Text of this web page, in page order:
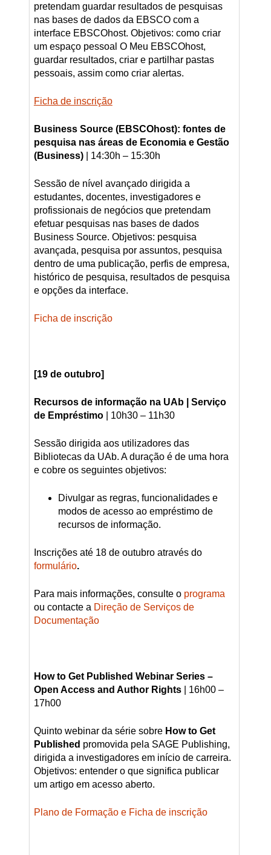
pretendam guardar resultados de pesquisas
nas bases de dados da EBSCO com a
interface EBSCOhost. Objetivos: como criar
um espaço pessoal O Meu EBSCOhost,
guardar resultados, criar e partilhar pastas
pessoais, assim como criar alertas.
Ficha de inscrição
Business Source (EBSCOhost): fontes de
pesquisa nas áreas de Economia e Gestão
(Business)
| 14:30h – 15:30h
Sessão de nível avançado dirigida a
estudantes, docentes, investigadores e
profissionais de negócios que pretendam
efetuar pesquisas nas bases de dados
Business Source. Objetivos: pesquisa
avançada, pesquisa por assuntos, pesquisa
dentro de uma publicação, perfis de empresa,
histórico de pesquisa, resultados de pesquisa
e opções da interface.
Ficha de inscrição
[19 de outubro]
Recursos de informação na UAb | Serviço
de Empréstimo
| 10h30 – 11h30
Sessão dirigida aos utilizadores das
Bibliotecas da UAb. A duração é de uma hora
e cobre os seguintes objetivos:
Divulgar as regras, funcionalidades e
modosde acesso ao empréstimo de
recursos de informação.
Inscrições até 18 de outubro através do
formulário.
Para mais informações, consulte o programa
ou contacte a Direção de Serviços de
Documentação
How to Get Published Webinar Series –
Open Access and Author Rights
| 16h00 –
17h00
Quinto webinar da série sobre How to Get
Published promovida pela SAGE Publishing,
dirigida a investigadores em início de carreira.
Objetivos: entender o que significa publicar
um artigo em acesso aberto.
Plano de Formação e Ficha de inscrição